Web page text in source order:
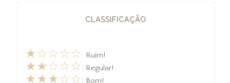
CLASSIFICAÇÃO
★☆☆☆☆: Ruim!
★★☆☆☆: Regular!
★★★☆☆: Bom!